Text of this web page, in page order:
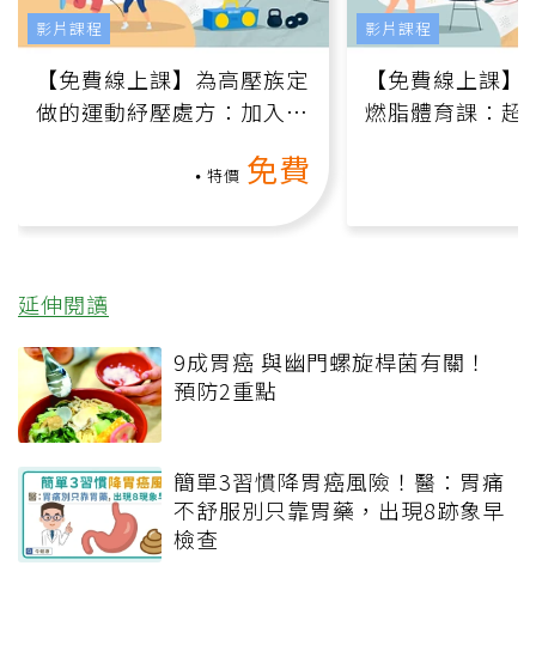
【免費線上課】為高壓族定
做的運動紓壓處方：加入行
特價 免費
影片課程
【免費線上課
燃脂體育課：超
影片課程
延伸閱讀
9成胃癌 與幽門螺旋桿菌有關！
預防2重點
簡單3習慣降胃癌風險！醫：胃痛
不舒服別只靠胃藥，出現8跡象早
檢查